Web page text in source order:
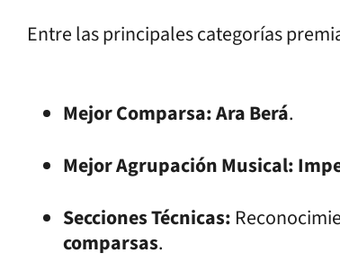
Entre las principales categorías
Mejor Comparsa:Ara Berá.
Mejor Agrupación Musical:
Secciones Técnicas:
comparsas.